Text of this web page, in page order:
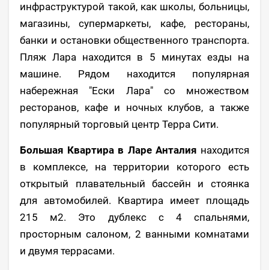
инфраструктурой такой, как школы, больницы,
магазины, супермаркеты, кафе, рестораны,
банки и остановки общественного транспорта.
Пляж Лара находится в 5 минутах езды на
машине. Рядом находится популярная
набережная "Ески Лара" со множеством
ресторанов, кафе и ночных клубов, а также
популярный торговый центр Терра Сити.
Большая Квартира в Ларе Анталия находится
в комплексе, на территории которого есть
открытый плавательный бассейн и стоянка
для автомобилей. Квартира имеет площадь
215 м2. Это дублекс с 4 спальнями,
просторным салоном, 2 ванными комнатами
и двумя террасами.